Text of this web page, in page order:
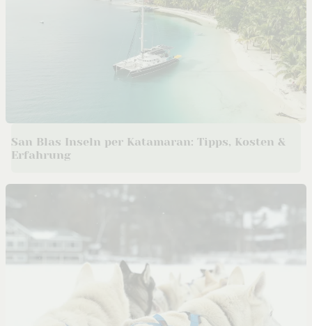
San Blas Inseln per Katamaran: Tipps, Kosten &
Erfahrung